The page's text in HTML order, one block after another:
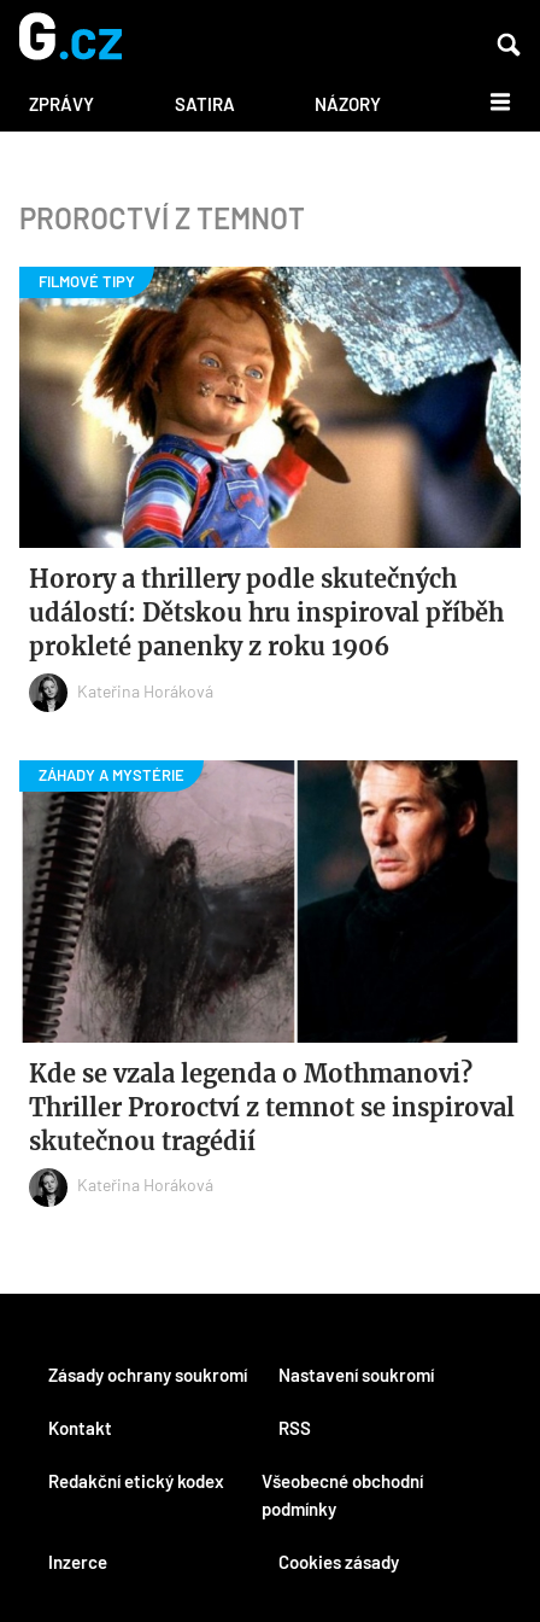
ZPRÁVY SATIRA NÁZORY DALŠÍ
PROROCTVÍ Z TEMNOT
Horory a thrillery podle skutečných
událostí: Dětskou hru inspiroval příběh
prokleté panenky z roku 1906
Kateřina Horáková
Kde se vzala legenda o Mothmanovi?
Thriller Proroctví z temnot se inspiroval
skutečnou tragédií
Kateřina Horáková
Kontakt
Redakční etický kodex
Inzerce
RSS
Všeobecné obchodní
podmínky
Cookies zásady
Zásady ochrany soukromí Nastavení soukromí